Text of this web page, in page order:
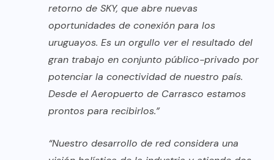
retorno de SKY, que abre nuevas
oportunidades de conexión para los
uruguayos. Es un orgullo ver el resultado del
gran trabajo en conjunto público-privado por
potenciar la conectividad de nuestro país.
Desde el Aeropuerto de Carrasco estamos
prontos para recibirlos.”
“Nuestro desarrollo de red considera una